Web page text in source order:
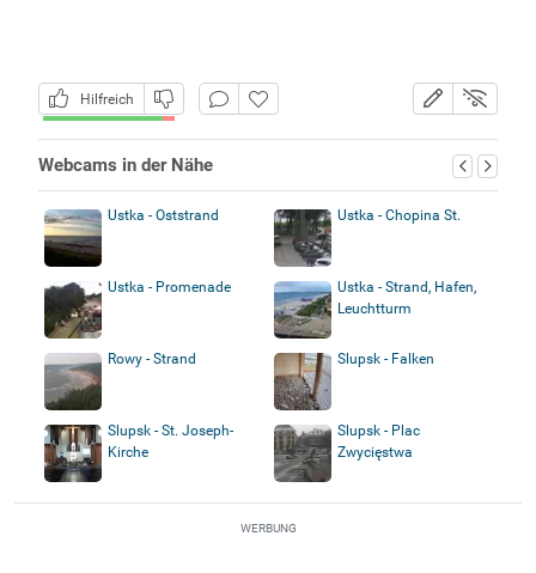
Hilfreich
Webcams in der Nähe
Ustka - Oststrand Ustka - Chopina St.
Ustka - Promenade
Ustka - Strand, Hafen,
Leuchtturm
Rowy - Strand Slupsk - Falken
Slupsk - St. Joseph-
Kirche
Slupsk - Plac
Zwycięstwa
WERBUNG